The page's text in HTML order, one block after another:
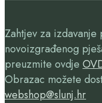
Zahtjev za
novoizgrađenog
preuzmite ovdje
Obrazac možete
webshop@slunj.hr